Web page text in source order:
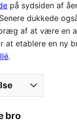
på sydsiden af
dukkede
af at være en
etablere en ny
.
bro